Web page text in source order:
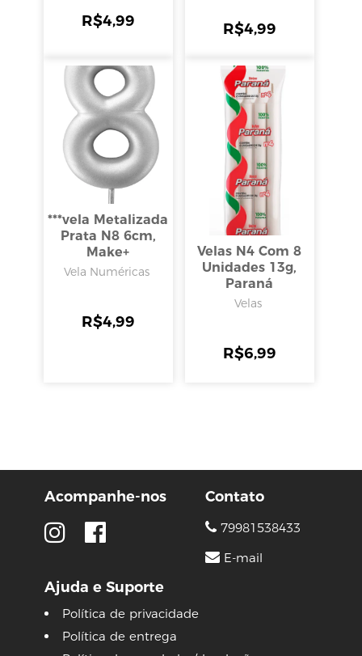
R$4,99 R$4,99
***vela Metalizada
Prata N8 6cm,
Make+
Vela Numéricas
R$4,99
Velas N4 Com 8
Unidades 13g,
Paraná
Velas
R$6,99
Acompanhe-nos
Ajuda e Suporte
Política de privacidade
Política de entrega
Contato
79981538433
E-mail